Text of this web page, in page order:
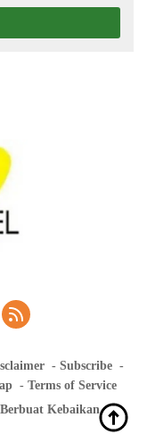
Subscribe
Terms of Service
Kebaikan